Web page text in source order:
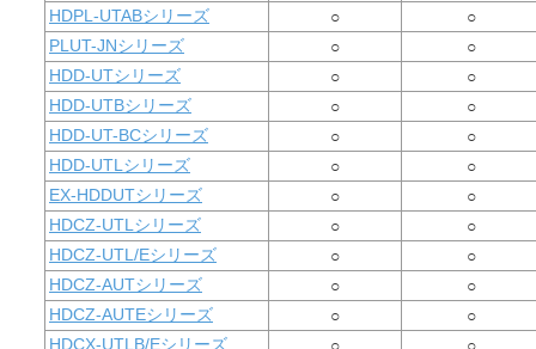
HDPL-UTABシリーズ
○
○
PLUT-JNシリーズ
○
○
HDD-UTシリーズ
○
○
HDD-UTBシリーズ
○
○
HDD-UT-BCシリーズ
○
○
HDD-UTLシリーズ
○
○
EX-HDDUTシリーズ
○
○
HDCZ-UTLシリーズ
○
○
HDCZ-UTL/Eシリーズ
○
○
HDCZ-AUTシリーズ
○
○
HDCZ-AUTEシリーズ
○
○
HDCX-UTLB/Eシリーズ